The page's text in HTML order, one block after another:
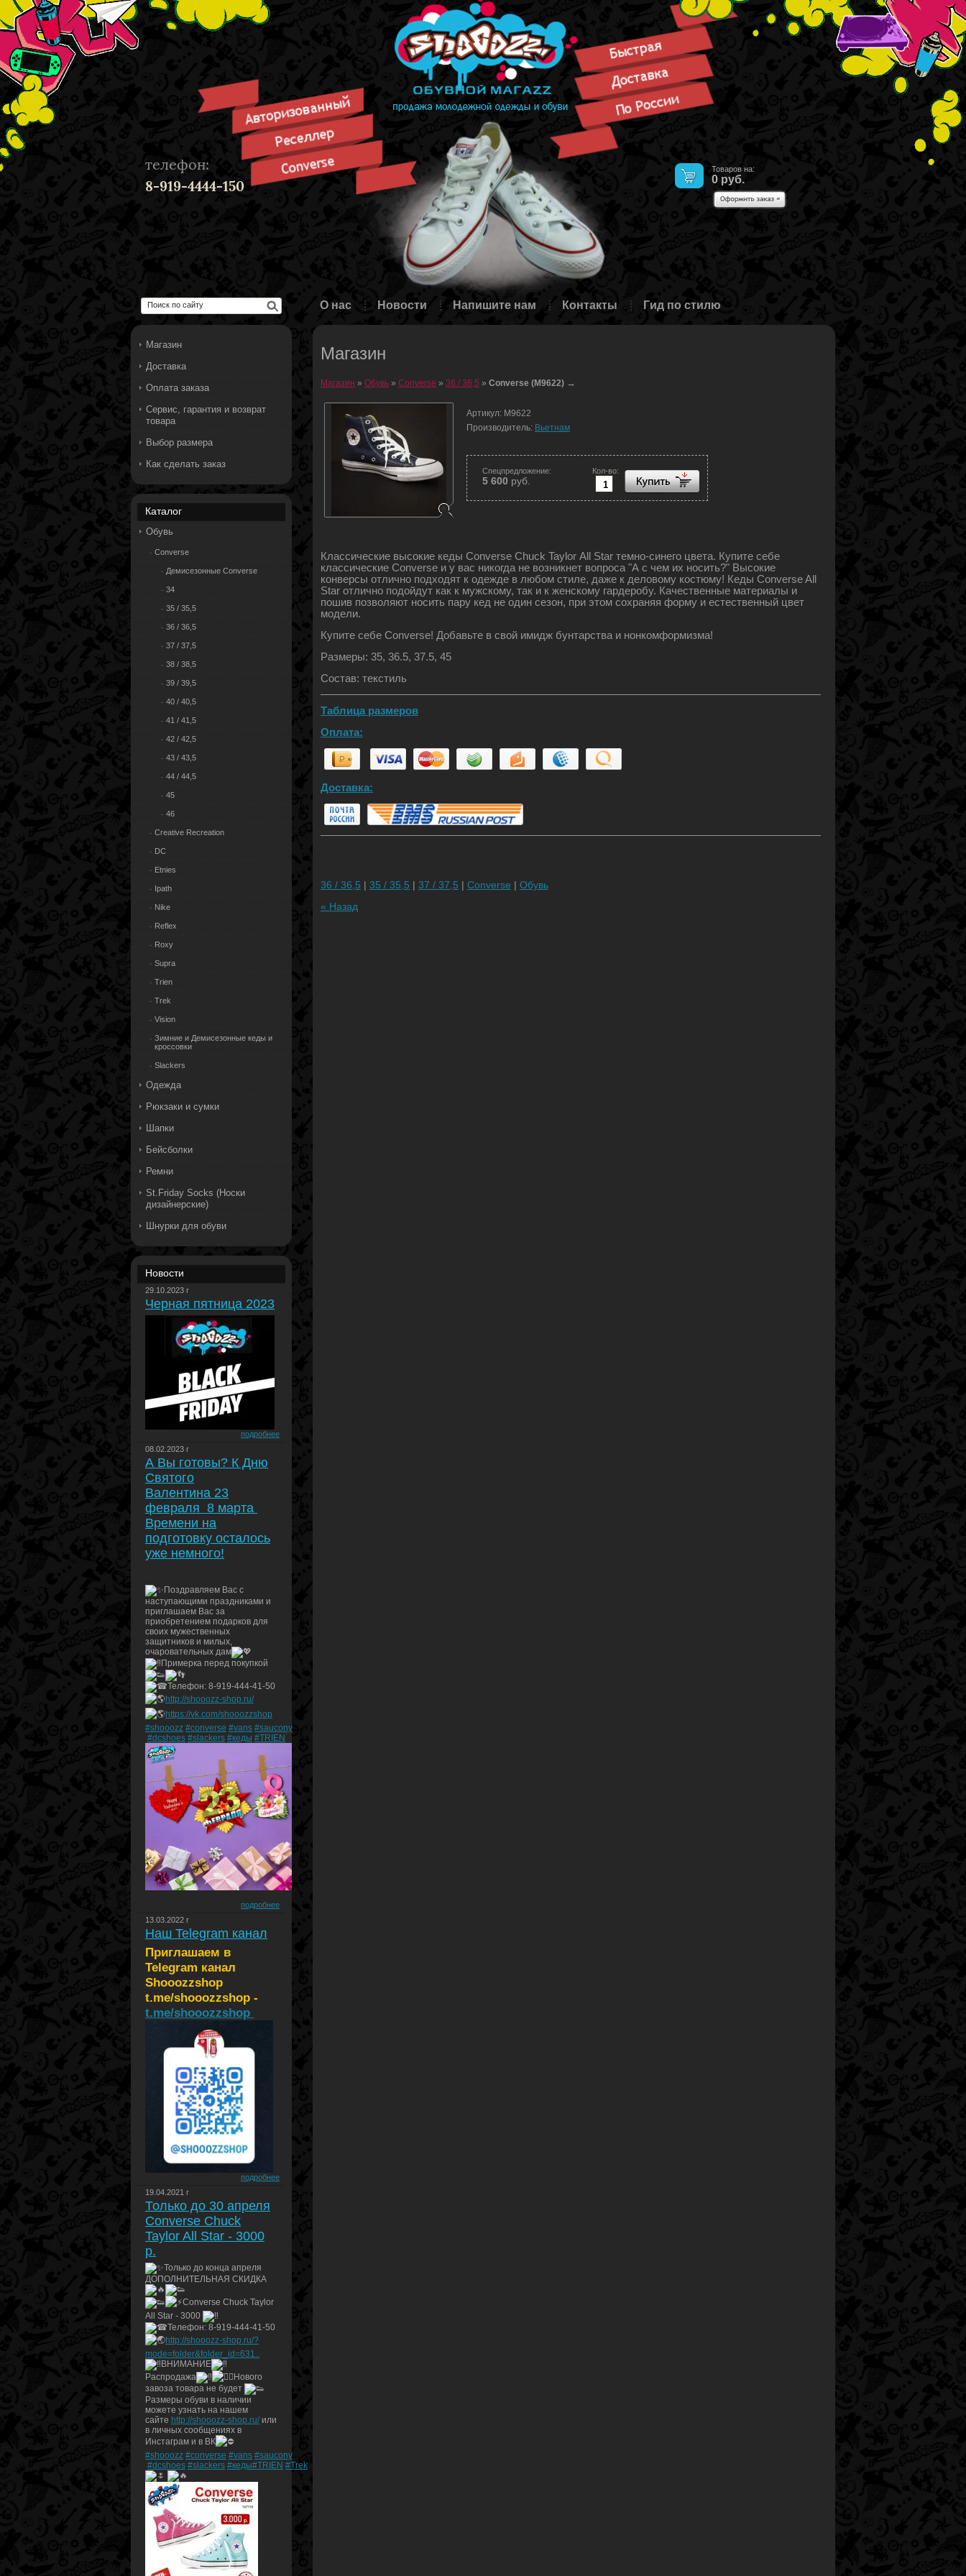
телефон:
8-919-4444-150
Товаров на:
0 руб.
О нас Новости Напишите нам Контакты Гид по стилю
Магазин
Доставка
Оплата заказа
Сервис, гарантия и возврат
товара
Выбор размера
Как сделать заказ
Каталог
Обувь
Converse
Демисезонные Converse
34
35 / 35,5
36 / 36,5
37 / 37,5
38 / 38,5
39 / 39,5
40 / 40,5
41 / 41,5
42 / 42,5
43 / 43,5
44 / 44,5
45
46
Creative Recreation
DC
Etnies
Ipath
Nike
Reflex
Roxy
Supra
Trien
Trek
Vision
Зимние и Демисезонные кеды и
кроссовки
Slackers
Одежда
Рюкзаки и сумки
Шапки
Бейсболки
Ремни
St.Friday Socks (Носки
дизайнерские)
Шнурки для обуви
Новости
29.10.2023 г
Черная пятница 2023
подробнее
08.02.2023 г
А Вы готовы? К Дню
Святого
Валентина 23
февраля 8 марта
Времени на
подготовку осталось
уже немного!
Поздравляем Вас с
наступающими праздниками и
приглашаем Вас за
приобретением подарков для
своих мужественных
защитников и милых,
очаровательных дам
Примерка перед покупкой
Телефон: 8-919-444-41-50
http://shooozz-shop.ru/
https://vk.com/shooozzshop
#shooozz #converse #vans #saucony
#dcshoes #slackers #кеды #TRIEN
подробнее
13.03.2022 г
Наш Telegram канал
Приглашаем в
Telegram канал
Shooozzshop
t.me/shooozzshop -
t.me/shooozzshop
подробнее
19.04.2021 г
Только до 30 апреля
Converse Chuck
Taylor All Star - 3000
р.
Только до конца апреля
ДОПОЛНИТЕЛЬНАЯ СКИДКА
Converse Chuck Taylor
All Star - 3000
Телефон: 8-919-444-41-50
http://shooozz-shop.ru/?
mode=folder&folder_id=631..
ВНИМАНИЕ
Распродажа
Нового
завоза товара не будет
Размеры обуви в наличии
можете узнать на нашем
сайте http://shooozz-shop.ru/ или
в личных сообщениях в
Инстаграм и в ВК
#shooozz #converse #vans #saucony
#dcshoes #slackers #кеды#TRIEN #Trek
Магазин
Магазин » Обувь » Converse » 36 / 36,5 » Converse (M9622) →
Артикул: M9622
Производитель: Вьетнам
Кол-во:
Спецпредложение:
5 600 руб.
Классические высокие кеды Converse Chuck Taylor All Star темно-синего цвета. Купите себе
классические Converse и у вас никогда не возникнет вопроса "А с чем их носить?" Высокие
конверсы отлично подходят к одежде в любом стиле, даже к деловому костюму! Кеды Converse All
Star отлично подойдут как к мужскому, так и к женскому гардеробу. Качественные материалы и
пошив позволяют носить пару кед не один сезон, при этом сохраняя форму и естественный цвет
модели.
Купите себе Converse! Добавьте в свой имидж бунтарства и нонкомформизма!
Размеры: 35, 36.5, 37.5, 45
Состав: текстиль
Таблица размеров
Оплата:
Доставка:
36 / 36,5 | 35 / 35,5 | 37 / 37,5 | Converse | Обувь
« Назад